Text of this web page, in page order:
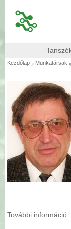
Kezdőlap » Munkatársak »
További információ